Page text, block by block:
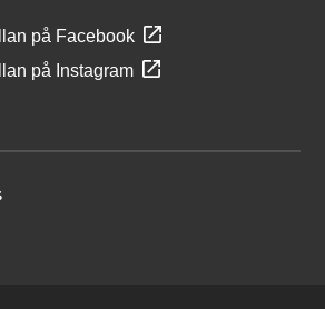
på Facebook
på Instagram